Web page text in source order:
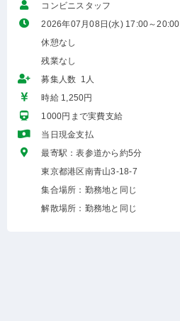
コンビニスタッフ
2026年07月08日(水) 17:00～20:00
休憩なし
残業なし
募集人数 1人
時給 1,250円
1000円まで実費支給
当日現金支払
最寄駅：表参道から約5分
東京都港区南青山3-18-7
集合場所：勤務地と同じ
解散場所：勤務地と同じ